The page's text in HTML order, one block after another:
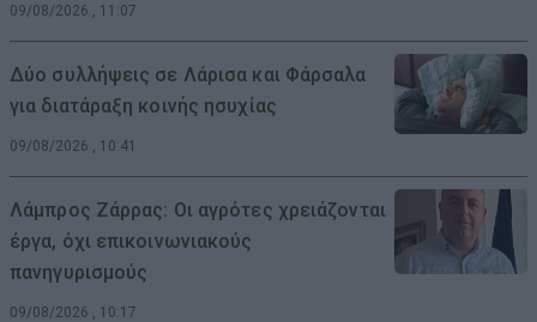
09/08/2026 , 11:07
Δύο συλλήψεις σε Λάρισα και Φάρσαλα
για διατάραξη κοινής ησυχίας
09/08/2026 , 10:41
Λάμπρος Ζάρρας: Οι αγρότες χρειάζονται
έργα, όχι επικοινωνιακούς
πανηγυρισμούς
09/08/2026 , 10:17